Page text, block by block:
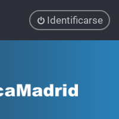
Identificarse